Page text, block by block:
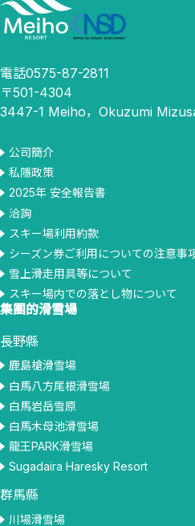
電話0575-87-2811
〒501-4304
3447-1 Meiho，Okuzumi
公司簡介
私隱政策
2025年 安全報告書
洽詢
スキー場利用約款
シーズン券ご利用についての注意事
雪上滑走用具等について
スキー場内での落とし物について
集團的滑雪場
長野縣
鹿島槍滑雪場
白馬八方尾根滑雪場
白馬岩岳雪原
白馬木母池滑雪場
龍王PARK滑雪場
Sugadaira Haresky Resort
群馬縣
川場滑雪場